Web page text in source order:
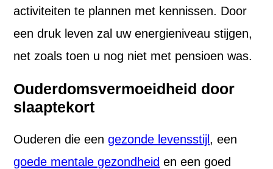
activiteiten te plannen met kennissen. Door
een druk leven zal uw energieniveau stijgen,
net zoals toen u nog niet met pensioen was.
Ouderdomsvermoeidheid door
slaaptekort
Ouderen die eengezonde levensstijl , een
goede mentale gezondheid en een goed